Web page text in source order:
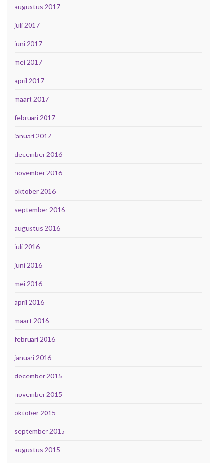
augustus 2017
juli 2017
juni 2017
mei 2017
april 2017
maart 2017
februari 2017
januari 2017
december 2016
november 2016
oktober 2016
september 2016
augustus 2016
juli 2016
juni 2016
mei 2016
april 2016
maart 2016
februari 2016
januari 2016
december 2015
november 2015
oktober 2015
september 2015
augustus 2015